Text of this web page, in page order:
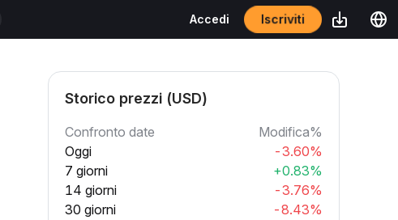
Accedi Iscriviti
Storico prezzi (USD)
Confronto date
Modifica%
Oggi
-3.60%
7 giorni
+0.83%
14 giorni
-3.76%
30 giorni
-8.43%